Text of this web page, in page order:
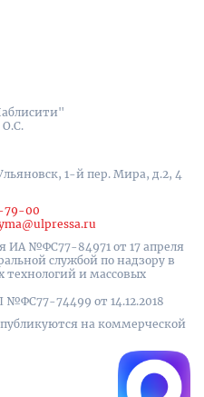
О.С.
1-й пер. Мира, д.2, 4
79-00
ИА №ФС77-84971 от 17 апреля
службой по надзору в
и массовых
74499 от 14.12.2018
публикуются на коммерческой